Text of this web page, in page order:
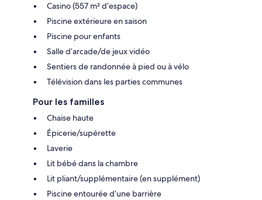
Casino (557 m² d’espace)
Piscine extérieure en saison
Piscine pour enfants
Salle d’arcade/de jeux vidéo
Sentiers de randonnée à pied ou à vélo
Télévision dans les parties communes
Pour les familles
Chaise haute
Épicerie/supérette
Laverie
Lit bébé dans la chambre
Lit pliant/supplémentaire (en supplément)
Piscine entourée d’une barrière